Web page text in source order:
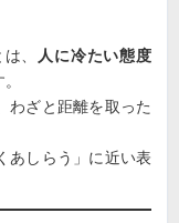
、
人に冷たい態度
わざと距離を取った
あしらう」に近い表